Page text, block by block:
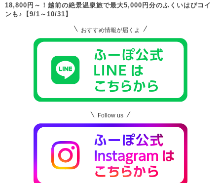
18,800円～！越前の絶景温泉旅で最大5,000円分のふくいはぴコイ
ンも♪【9/1～10/31】
おすすめ情報が届くよ
Follow us